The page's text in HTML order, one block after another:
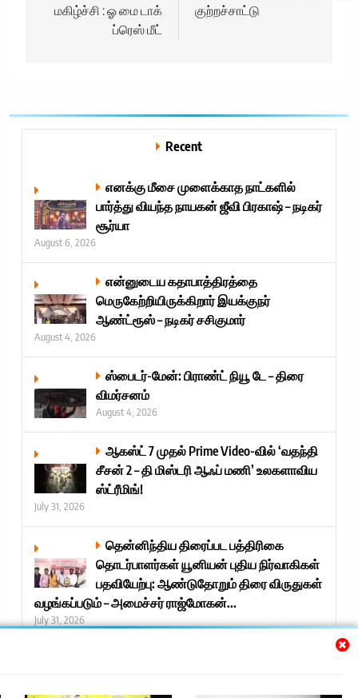
மகிழ்ச்சி : ஓ மை டாக்
ப்ரெஸ் மீட்
குற்றச்சாட்டு
Recent
எனக்கு மீசை முளைக்காத நாட்களில்
பார்த்து வியந்த நாயகன் ஜீவி பிரகாஷ் – நடிகர்
சூர்யா
August 6, 2026
என்னுடைய கதாபாத்திரத்தை
மெருகேற்றியிருக்கிறார் இயக்குநர்
ஆண்ட்ரூஸ் – நடிகர் சசிகுமார்
August 4, 2026
ஸ்பைடர்-மேன்: பிராண்ட் நியூ டே – திரை
விமர்சனம்
August 4, 2026
ஆகஸ்ட் 7 முதல் Prime Video-வில் ‘வதந்தி
சீசன் 2 – தி மிஸ்டரி ஆஃப் மணி’ உலகளாவிய
ஸ்ட்ரீமிங்!
July 31, 2026
தென்னிந்திய திரைப்பட பத்திரிகை
தொடர்பாளர்கள் யூனியன் புதிய நிர்வாகிகள்
பதவியேற்பு: ஆண்டுதோறும் திரை விருதுகள்
வழங்கப்படும் – அமைச்சர் ராஜ்மோகன்...
July 31, 2026